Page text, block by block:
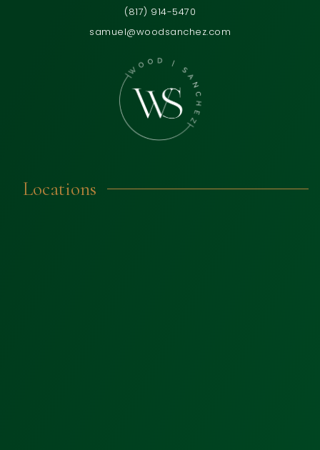
(817) 914-5470
samuel@woodsanchez.com
Locations